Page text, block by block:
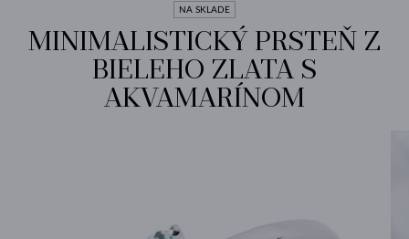
NA SKLADE
MINIMALISTICKÝ PRSTEŇ Z
BIELEHO ZLATA S
AKVAMARÍNOM